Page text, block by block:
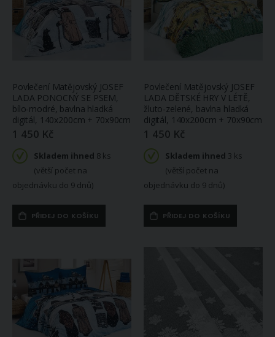
Povlečení Matějovský JOSEF
LADA PONOCNÝ SE PSEM,
bílo-modré, bavlna hladká
digitál, 140x200cm + 70x90cm
1 450 Kč
Skladem ihned 8 ks
(větší počet na
objednávku do 9 dnů)
PŘIDEJ DO KOŠÍKU
Povlečení Matějovský JOSEF
LADA DĚTSKÉ HRY V LÉTĚ,
žluto-zelené, bavlna hladká
digitál, 140x200cm + 70x90cm
1 450 Kč
Skladem ihned 3 ks
(větší počet na
objednávku do 9 dnů)
PŘIDEJ DO KOŠÍKU